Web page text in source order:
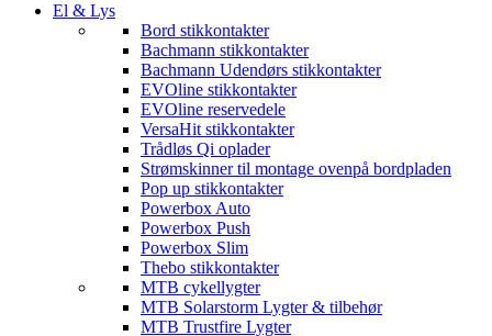
El & Lys
Bord stikkontakter
Bachmann stikkontakter
Bachmann Udendørs stikkontakter
EVOline stikkontakter
EVOline reservedele
VersaHit stikkontakter
Trådløs Qi oplader
Strømskinner til montage ovenpå bordpladen
Pop up stikkontakter
Powerbox Auto
Powerbox Push
Powerbox Slim
Thebo stikkontakter
MTB cykellygter
MTB Solarstorm Lygter & tilbehør
MTB Trustfire Lygter